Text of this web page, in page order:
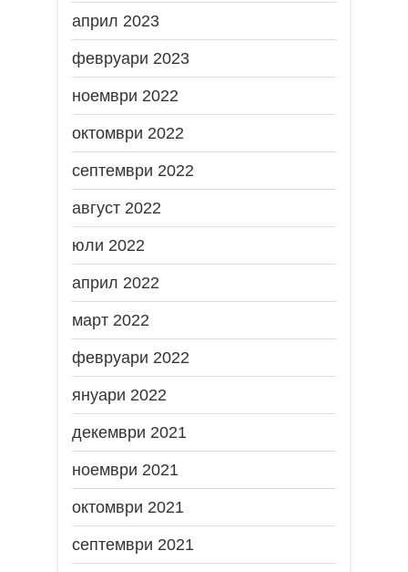
април 2023
февруари 2023
ноември 2022
октомври 2022
септември 2022
август 2022
юли 2022
април 2022
март 2022
февруари 2022
януари 2022
декември 2021
ноември 2021
октомври 2021
септември 2021